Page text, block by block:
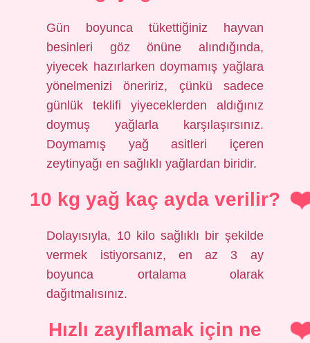
Gün boyunca tükettiğiniz hayvan
besinleri göz önüne alındığında,
yiyecek hazırlarken doymamış yağlara
yönelmenizi öneririz, çünkü sadece
günlük teklifi yiyeceklerden aldığınız
doymuş yağlarla karşılaşırsınız.
Doymamış yağ asitleri içeren
zeytinyağı en sağlıklı yağlardan biridir.
10 kg yağ kaç ayda verilir?
Dolayısıyla, 10 kilo sağlıklı bir şekilde
vermek istiyorsanız, en az 3 ay
boyunca ortalama olarak
dağıtmalısınız.
Hızlı zayıflamak için ne